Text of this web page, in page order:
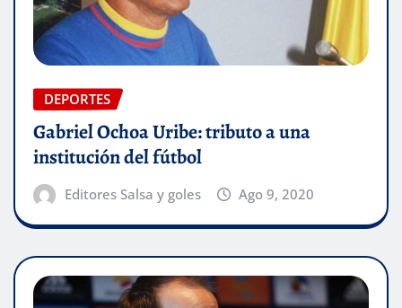
DEPORTES
Gabriel Ochoa Uribe: tributo a una
institución del fútbol
Editores Salsa y goles Ago 9, 2020